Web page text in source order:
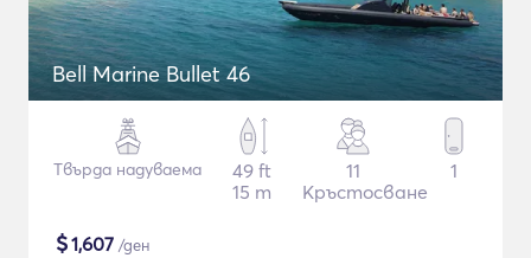
Bell Marine Bullet 46
Твърда надуваема
49 ft
15 m
11
Кръстосване
1
$1,607 /ден